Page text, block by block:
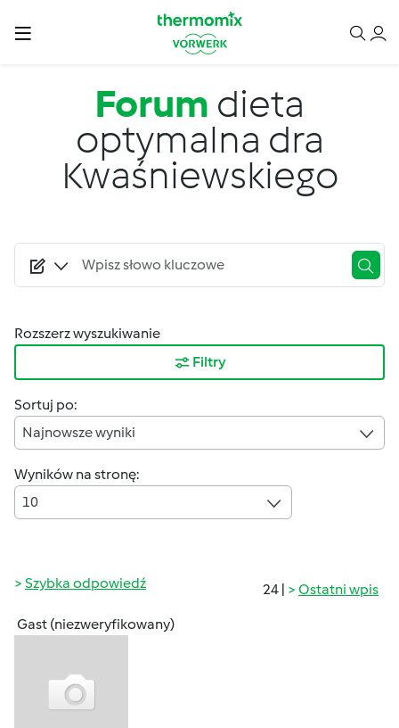
Forum dieta
optymalna dra
Kwaśniewskiego
Rozszerz wyszukiwanie
Filtry
Sortuj po:
Najnowsze wyniki
Wyników na stronę:
10
24 | Ostatni wpis
Szybka odpowiedź
Gast (niezweryfikowany)